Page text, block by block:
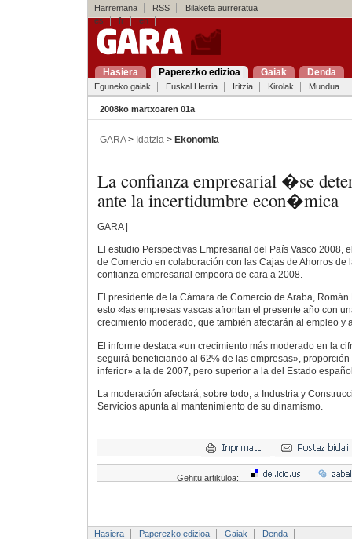
Harremana RSS
Bilaketa aurreratua
es
fr en
Hasiera Paperezko edizioa Gaiak Denda
Eguneko gaiak Euskal Herria Iritzia Kirolak Mundua
2008ko martxoaren 01a
GARA> Idatzia > Ekonomia
La confianza empresarial �se
ante la incertidumbre econ�mica
GARA |
El estudio Perspectivas Empresarial del País Vasco 2008,
de Comercio en colaboración con las Cajas de Ahorros de
confianza empresarial empeora de cara a 2008.
El presidente de la Cámara de Comercio de Araba,
esto «las empresas vascas afrontan el presente año con
crecimiento moderado, que también afectarán al empleo y
El informe destaca «un crecimiento más moderado en la
seguirá beneficiando al 62% de las empresas»,
inferior» a la de 2007, pero superior a la del Estado
La moderación afectará, sobre todo, a Industria y
Servicios apunta al mantenimiento de su dinamismo.
Gehitu artikuloa:
Hasiera Paperezko edizioa Gaiak
Denda